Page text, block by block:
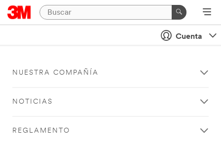
Cuenta
NUESTRA COMPAÑÍA
NOTICIAS
REGLAMENTO